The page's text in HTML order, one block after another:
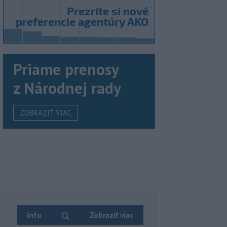
Priame prenosy
z Národnej rady
ZOBRAZIŤ VIAC
Info Zobraziť viac